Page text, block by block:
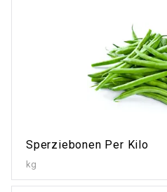
Sperziebonen Per Kilo
kg